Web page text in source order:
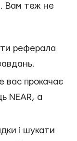
Вам теж не
реферала
вас прокачає
NEAR, а
і шукати